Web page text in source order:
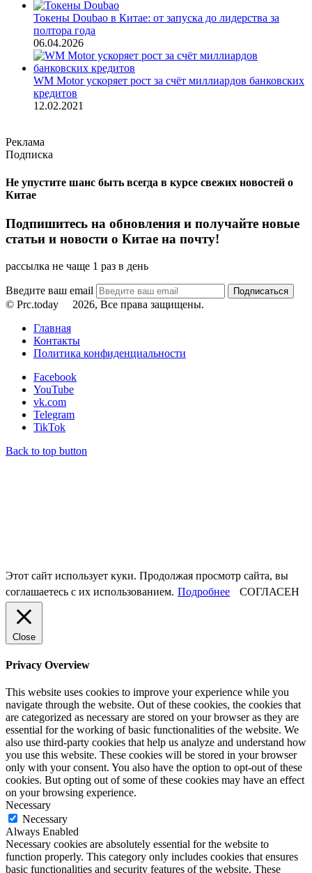
Токены Doubao в Китае: от запуска до лидерства за
полтора года
06.04.2026
WM Motor ускоряет рост за счёт миллиардов банковских
кредитов
12.02.2021
Реклама
Подписка
Не упустите шанс быть всегда в курсе свежих новостей о
Китае
Подпишитесь на обновления и получайте новые
статьи и новости о Китае на почту!
рассылка не чаще 1 раз в день
Введите ваш email
© Prc.today
2026, Все права защищены.
Главная
Контакты
Политика конфиденциальности
Facebook
YouTube
vk.com
Telegram
TikTok
Back to top button
Этот сайт использует куки. Продолжая просмотр сайта, вы
соглашаетесь с их использованием. Подробнее СОГЛАСЕН
Close
Privacy Overview
This website uses cookies to improve your experience while you
navigate through the website. Out of these cookies, the cookies that
are categorized as necessary are stored on your browser as they are
essential for the working of basic functionalities of the website. We
also use third-party cookies that help us analyze and understand how
you use this website. These cookies will be stored in your browser
only with your consent. You also have the option to opt-out of these
cookies. But opting out of some of these cookies may have an effect
on your browsing experience.
Necessary
Necessary
Always Enabled
Necessary cookies are absolutely essential for the website to
function properly. This category only includes cookies that ensures
basic functionalities and security features of the website. These